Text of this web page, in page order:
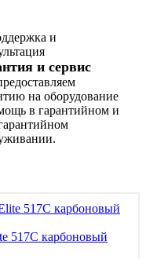
и сервис
на оборудование
в гарантийном и
517С карбоновый